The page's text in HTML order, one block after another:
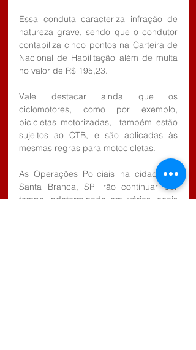
Essa conduta caracteriza infração de
natureza grave, sendo que o condutor
contabiliza cinco pontos na Carteira de
Nacional de Habilitação além de multa
no valor de R$ 195,23.
Vale destacar ainda que os
ciclomotores, como por exemplo,
bicicletas motorizadas,  também estão
sujeitos ao CTB, e são aplicadas às
mesmas regras para motocicletas.
As Operações Policiais na cidade de
Santa Branca, SP irão continuar por
tempo indeterminado em vários locais